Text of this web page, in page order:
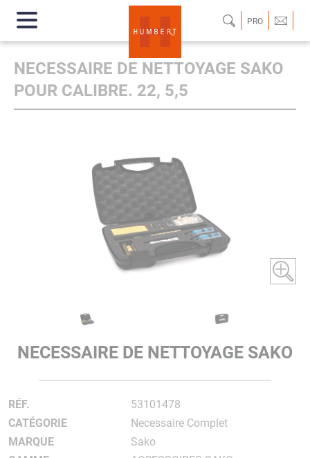
PRO
NECESSAIRE DE NETTOYAGE SAKO
POUR CALIBRE. 22, 5,5
NECESSAIRE DE NETTOYAGE SAKO
RÉF.
53101478
CATÉGORIE
Necessaire Complet
MARQUE
Sako